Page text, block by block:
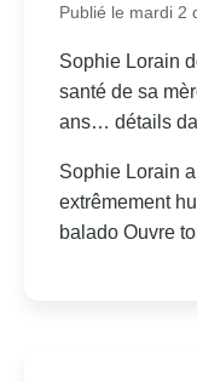
Publié le mardi 2
Sophie Lorain
santé de sa
ans… détails
Sophie Lorain
extrêmement
balado Ouvre